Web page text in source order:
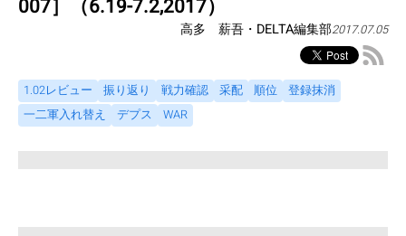
007］（6.19-7.2,2017）
高多 薪吾・DELTA編集部2017.07.05
1.02レビュー 振り返り 戦力確認 采配 順位
登録抹消
一二軍入れ替え
デプス WAR